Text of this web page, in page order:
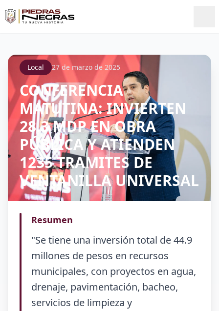
Local 27 de marzo de 2025
CONFERENCIA
MATUTINA: INVIERTEN
28.3 MDP EN OBRA
PÚBLICA Y ATIENDEN
1235 TRAMITES DE
VENTANILLA UNIVERSAL
Resumen
"Se tiene una inversión total de 44.9
millones de pesos en recursos
municipales, con proyectos en agua,
drenaje, pavimentación, bacheo,
servicios de limpieza y